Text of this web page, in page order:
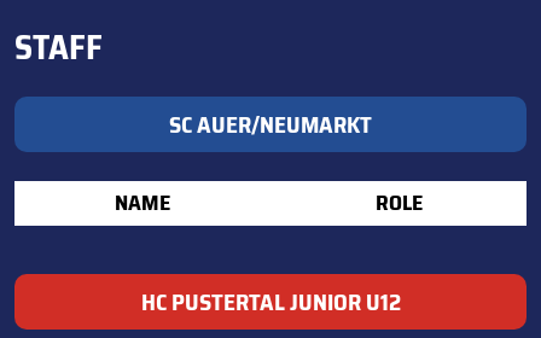
STAFF
SC AUER/NEUMARKT
NAME ROLE
HC PUSTERTAL JUNIOR U12